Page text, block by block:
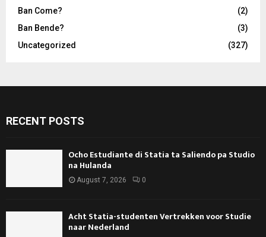
Ban Come?
(2)
Ban Bende?
(3)
Uncategorized
(327)
RECENT POSTS
Ocho Estudiante di Statia ta Saliendo pa Studio
na Hulanda
August 7, 2026 0
Acht Statia-studenten Vertrekken voor Studie
naar Nederland